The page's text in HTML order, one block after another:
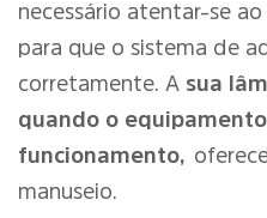
necessário atentar-se
para que o sistema de
corretamente. A sua
quando o
funcionamento,
manuseio.